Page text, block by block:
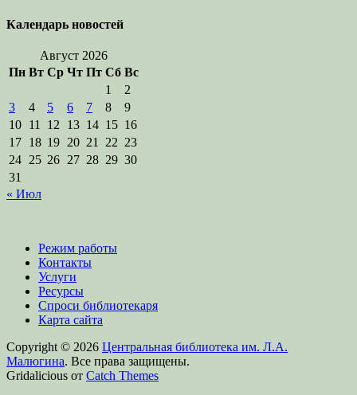
Календарь новостей
Август 2026
Пн Вт Ср Чт Пт Сб Вс
1
2
3
4 5 6 7 8
9
10 11 12 13 14 15 16
17 18 19 20 21 22 23
24 25 26 27 28 29 30
31
« Июл
Режим работы
Контакты
Услуги
Ресурсы
Спроси библиотекаря
Карта сайта
Copyright © 2026 Центральная библиотека им. Л.А.
Малюгина. Все права защищены.
Gridalicious от Catch Themes